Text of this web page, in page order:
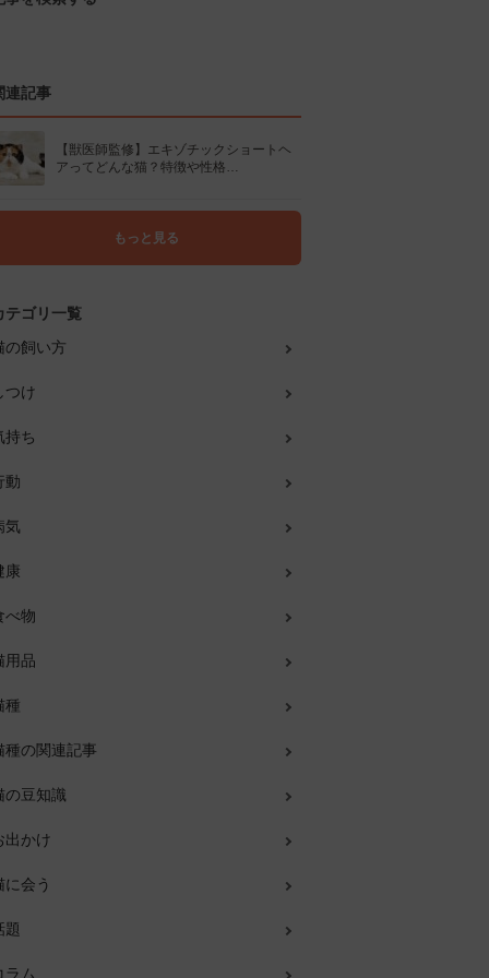
連記事
【獣医師監修】エキゾチックショートヘ
アってどんな猫？特徴や性格…
もっと見る
テゴリ一覧
の飼い方
つけ
持ち
動
気
康
べ物
用品
種
種の関連記事
の豆知識
出かけ
に会う
題
ラム